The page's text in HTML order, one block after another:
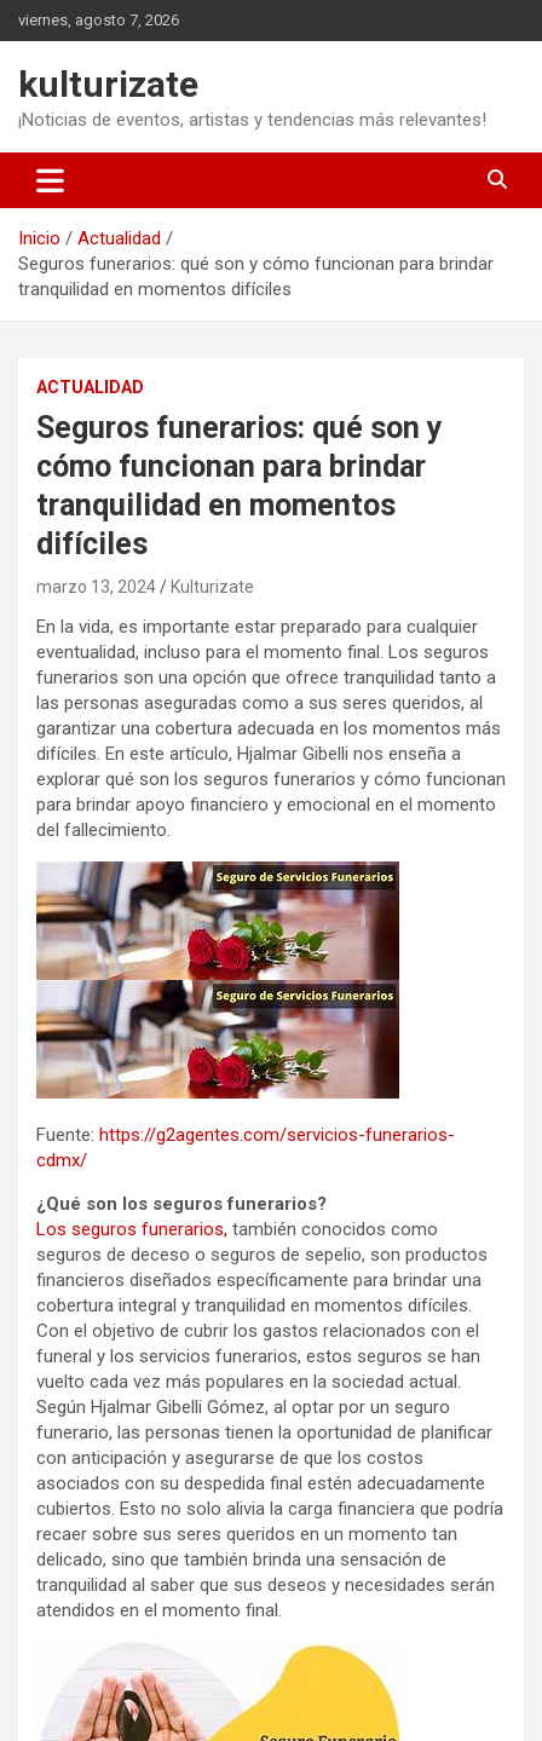
Saltar
al
viernes, agosto 7, 2026
kulturizate
¡Noticias de eventos, artistas y tendencias más relevantes!
Inicio
Actualidad
Seguros funerarios: qué son y cómo funcionan para brindar
tranquilidad en momentos difíciles
ACTUALIDAD
Seguros funerarios: qué son y
cómo funcionan para brindar
tranquilidad en momentos
difíciles
marzo 13, 2024 Kulturizate
En la vida, es importante estar preparado para cualquier
eventualidad, incluso para el momento final. Los seguros
funerarios son una opción que ofrece tranquilidad tanto a
las personas aseguradas como a sus seres queridos, al
garantizar una cobertura adecuada en los momentos más
difíciles. En este artículo, Hjalmar Gibelli nos enseña a
explorar qué son los seguros funerarios y cómo funcionan
para brindar apoyo financiero y emocional en el momento
del fallecimiento.
Fuente: https://g2agentes.com/servicios-funerarios-
cdmx/
¿Qué son los seguros funerarios?
Los seguros funerarios, también conocidos como
seguros de deceso o seguros de sepelio, son productos
financieros diseñados específicamente para brindar una
cobertura integral y tranquilidad en momentos difíciles.
Con el objetivo de cubrir los gastos relacionados con el
funeral y los servicios funerarios, estos seguros se han
vuelto cada vez más populares en la sociedad actual.
Según Hjalmar Gibelli Gómez, al optar por un seguro
funerario, las personas tienen la oportunidad de planificar
con anticipación y asegurarse de que los costos
asociados con su despedida final estén adecuadamente
cubiertos. Esto no solo alivia la carga financiera que podría
recaer sobre sus seres queridos en un momento tan
delicado, sino que también brinda una sensación de
tranquilidad al saber que sus deseos y necesidades serán
atendidos en el momento final.